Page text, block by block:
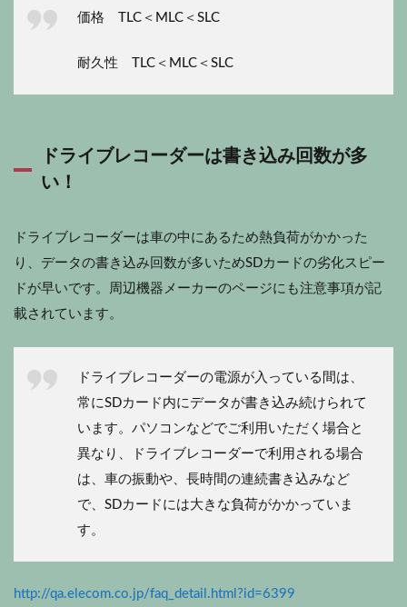
価格 TLC＜MLC＜SLC
耐久性 TLC＜MLC＜SLC
ドライブレコーダーは書き込み回数が多
い！
ドライブレコーダーは車の中にあるため熱負荷がかかった
り、データの書き込み回数が多いためSDカードの劣化スピー
ドが早いです。周辺機器メーカーのページにも注意事項が記
載されています。
ドライブレコーダーの電源が入っている間は、
常にSDカード内にデータが書き込み続けられて
います。パソコンなどでご利用いただく場合と
異なり、ドライブレコーダーで利用される場合
は、車の振動や、長時間の連続書き込みなど
で、SDカードには大きな負荷がかかっていま
す。
http://qa.elecom.co.jp/faq_detail.html?id=6399